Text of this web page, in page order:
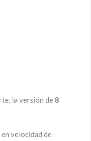
la versión de 8
velocidad de